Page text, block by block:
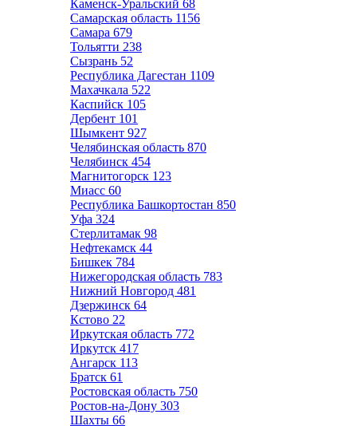
Каменск-Уральский 68
Самарская область 1156
Самара 679
Тольятти 238
Сызрань 52
Республика Дагестан 1109
Махачкала 522
Каспийск 105
Дербент 101
Шымкент 927
Челябинская область 870
Челябинск 454
Магнитогорск 123
Миасс 60
Республика Башкортостан 850
Уфа 324
Стерлитамак 98
Нефтекамск 44
Бишкек 784
Нижегородская область 783
Нижний Новгород 481
Дзержинск 64
Кстово 22
Иркутская область 772
Иркутск 417
Ангарск 113
Братск 61
Ростовская область 750
Ростов-на-Дону 303
Шахты 66